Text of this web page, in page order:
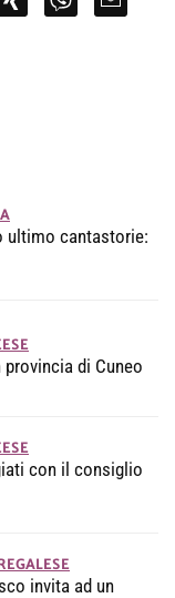
ultimo cantastorie:
di Cuneo
con il consiglio
invita ad un